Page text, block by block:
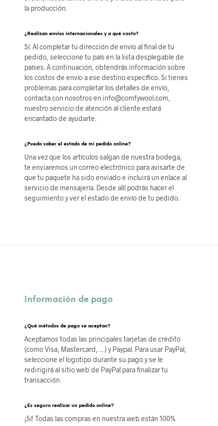
la producción.
¿Realizan envíos internacionales y a qué costo?
Sí. Al completar tu dirección de envío al final de tu
pedido, seleccione tu país en la lista desplegable de
países. A continuación, obtendrás información sobre
los costos de envío a ese destino específico. Si tienes
problemas para completar los detalles de envío,
contacta con nosotros en info@comfywool.com,
nuestro servicio de atención al cliente estará
encantado de ayudarte.
¿Puedo saber el estado de mi pedido online?
Una vez que los artículos salgan de nuestra bodega,
te enviaremos un correo electrónico para avisarte de
que tu paquete ha sido enviado e incluirá un enlace al
servicio de mensajería. Desde allí podrás hacer el
seguimiento y ver el estado de envío de tu pedido.
Información de pago
¿Qué métodos de pago se aceptan?
Aceptamos todas las principales tarjetas de crédito
(como Visa, Mastercard, …) y Paypal. Para usar PayPal,
seleccione el logotipo durante su pago y se le
redirigirá al sitio web de PayPal para finalizar tu
transacción.
¿Es seguro realizar un pedido online?
¡Sí! Todas las compras en nuestra web están 100%